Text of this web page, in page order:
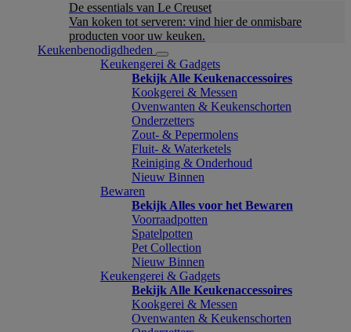
De essentials van Le Creuset
Van koken tot serveren: vind hier de onmisbare
producten voor uw keuken.
Keukenbenodigdheden
Keukengerei & Gadgets
Bekijk Alle Keukenaccessoires
Kookgerei & Messen
Ovenwanten & Keukenschorten
Onderzetters
Zout- & Pepermolens
Fluit- & Waterketels
Reiniging & Onderhoud
Nieuw Binnen
Bewaren
Bekijk Alles voor het Bewaren
Voorraadpotten
Spatelpotten
Pet Collection
Nieuw Binnen
Keukengerei & Gadgets
Bekijk Alle Keukenaccessoires
Kookgerei & Messen
Ovenwanten & Keukenschorten